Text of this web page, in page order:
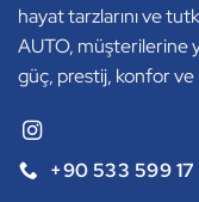
hayat tarzlarını ve
AUTO, müşterilerine
güç, prestij, konfor
+90 533 599 17